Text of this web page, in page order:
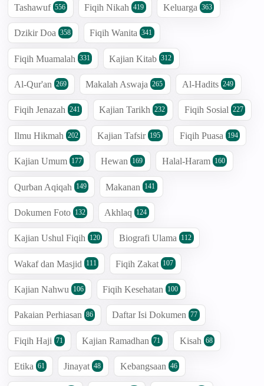
Tashawuf 556 Fiqih Nikah 419 Keluarga 363
Dzikir Doa 358 Fiqih Wanita 341
Fiqih Muamalah 331 Kajian Kitab 312
Al-Qur'an 269 Makalah Aswaja 265 Al-Hadits 249
Fiqih Jenazah 241 Kajian Tarikh 232 Fiqih Sosial 227
Ilmu Hikmah 202 Kajian Tafsir 195 Fiqih Puasa 194
Kajian Umum 177 Hewan 169 Halal-Haram 160
Qurban Aqiqah 149 Makanan 141
Dokumen Foto 132 Akhlaq 124
Kajian Ushul Fiqih 120 Biografi Ulama 112
Wakaf dan Masjid 111 Fiqih Zakat 107
Kajian Nahwu 106 Fiqih Kesehatan 100
Pakaian Perhiasan 86 Daftar Isi Dokumen 77
Fiqih Haji 71 Kajian Ramadhan 71 Kisah 68
Etika 61 Jinayat 48 Kebangsaan 46